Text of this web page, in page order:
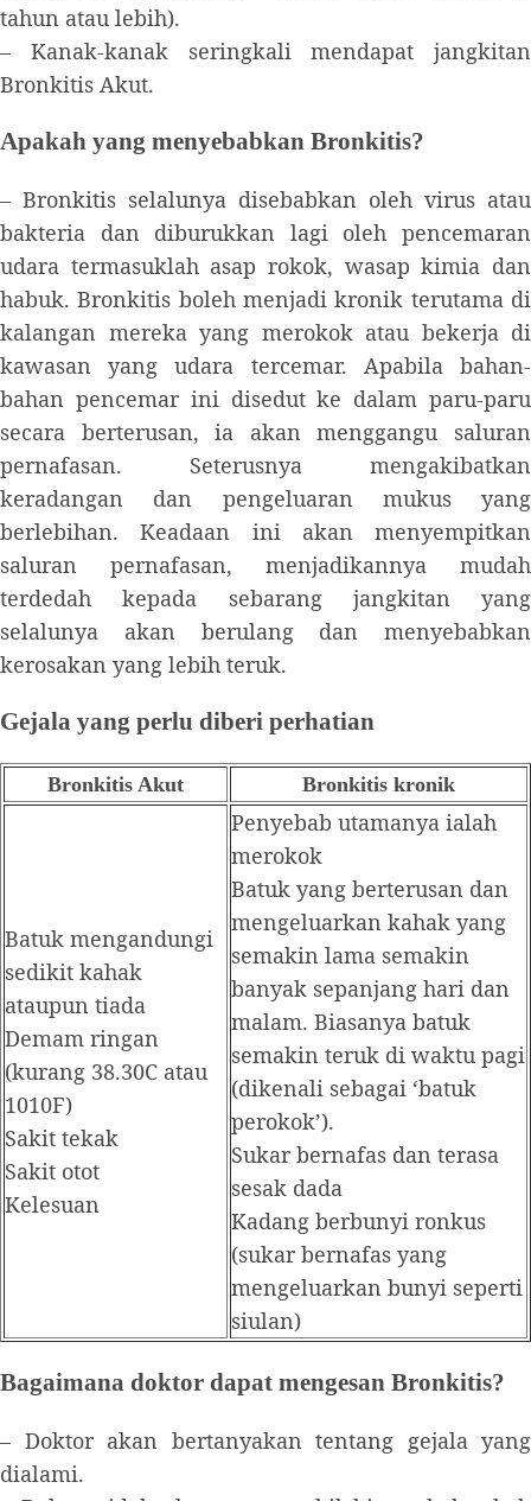
tahun atau lebih).
– Kanak-kanak seringkali mendapat jangkitan
Bronkitis Akut.
Apakah yang menyebabkan Bronkitis?
– Bronkitis selalunya disebabkan oleh virus atau
bakteria dan diburukkan lagi oleh pencemaran
udara termasuklah asap rokok, wasap kimia dan
habuk. Bronkitis boleh menjadi kronik terutama di
kalangan mereka yang merokok atau bekerja di
kawasan yang udara tercemar. Apabila bahan-
bahan pencemar ini disedut ke dalam paru-paru
secara berterusan, ia akan menggangu saluran
pernafasan. Seterusnya mengakibatkan
keradangan dan pengeluaran mukus yang
berlebihan. Keadaan ini akan menyempitkan
saluran pernafasan, menjadikannya mudah
terdedah kepada sebarang jangkitan yang
selalunya akan berulang dan menyebabkan
kerosakan yang lebih teruk.
Gejala yang perlu diberi perhatian
Bronkitis Akut Bronkitis kronik
Batuk mengandungi
sedikit kahak
ataupun tiada
Demam ringan
(kurang 38.30C atau
1010F)
Sakit tekak
Sakit otot
Kelesuan
Penyebab utamanya ialah
merokok
Batuk yang berterusan dan
mengeluarkan kahak yang
semakin lama semakin
banyak sepanjang hari dan
malam. Biasanya batuk
semakin teruk di waktu pagi
(dikenali sebagai ‘batuk
perokok’).
Sukar bernafas dan terasa
sesak dada
Kadang berbunyi ronkus
(sukar bernafas yang
mengeluarkan bunyi seperti
siulan)
Bagaimana doktor dapat mengesan Bronkitis?
– Doktor akan bertanyakan tentang gejala yang
dialami.